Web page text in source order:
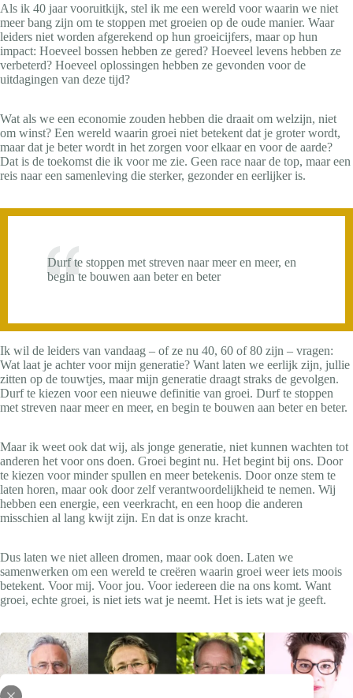
Als ik 40 jaar vooruitkijk, stel ik me een wereld voor waarin we niet
meer bang zijn om te stoppen met groeien op de oude manier. Waar
leiders niet worden afgerekend op hun groeicijfers, maar op hun
impact: Hoeveel bossen hebben ze gered? Hoeveel levens hebben ze
verbeterd? Hoeveel oplossingen hebben ze gevonden voor de
uitdagingen van deze tijd?
Wat als we een economie zouden hebben die draait om welzijn, niet
om winst? Een wereld waarin groei niet betekent dat je groter wordt,
maar dat je beter wordt in het zorgen voor elkaar en voor de aarde?
Dat is de toekomst die ik voor me zie. Geen race naar de top, maar een
reis naar een samenleving die sterker, gezonder en eerlijker is.
Durf te stoppen met streven naar meer en meer, en
begin te bouwen aan beter en beter
Ik wil de leiders van vandaag – of ze nu 40, 60 of 80 zijn – vragen:
Wat laat je achter voor mijn generatie? Want laten we eerlijk zijn, jullie
zitten op de touwtjes, maar mijn generatie draagt straks de gevolgen.
Durf te kiezen voor een nieuwe definitie van groei. Durf te stoppen
met streven naar meer en meer, en begin te bouwen aan beter en beter.
Maar ik weet ook dat wij, als jonge generatie, niet kunnen wachten tot
anderen het voor ons doen. Groei begint nu. Het begint bij ons. Door
te kiezen voor minder spullen en meer betekenis. Door onze stem te
laten horen, maar ook door zelf verantwoordelijkheid te nemen. Wij
hebben een energie, een veerkracht, en een hoop die anderen
misschien al lang kwijt zijn. En dat is onze kracht.
Dus laten we niet alleen dromen, maar ook doen. Laten we
samenwerken om een wereld te creëren waarin groei weer iets moois
betekent. Voor mij. Voor jou. Voor iedereen die na ons komt. Want
groei, echte groei, is niet iets wat je neemt. Het is iets wat je geeft.